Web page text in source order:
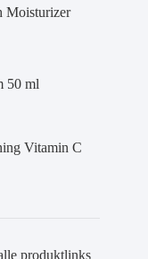
Moisturizer
50 ml
Vitamin C
produktlinks